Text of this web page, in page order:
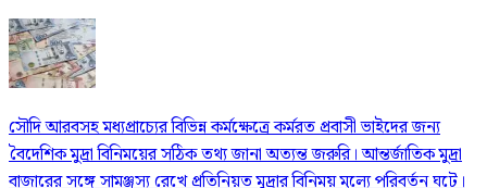
সৌদি আরবসহ মধ্যপ্রাচ্যের বিভিন্ন কর্মক্ষেত্রে কর্মরত প্রবাসী ভাইদের জন্য
বৈদেশিক মুদ্রা বিনিময়ের সঠিক তথ্য জানা অত্যন্ত জরুরি। আন্তর্জাতিক মুদ্রা
বাজারের সঙ্গে সামঞ্জস্য রেখে প্রতিনিয়ত মুদ্রার বিনিময় মূল্যে পরিবর্তন ঘটে।